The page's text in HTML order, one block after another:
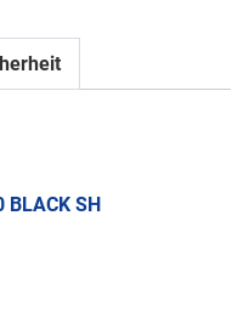
BLACK SH